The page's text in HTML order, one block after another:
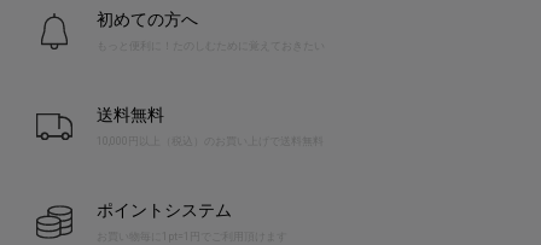
初めての方へ
送料無料
10,000円以上（税込）のお買い上げで送料無料
ポイントシステム
お買い物毎に1pt=1円でご利用頂けます